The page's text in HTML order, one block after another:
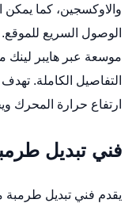
والاوكسجين، كما يمكن
الوصول السريع
موسعة عبر هايبر
التفاصيل الكاملة.
ارتفاع حرارة المحرك
فني تبديل
يقدم فني تبديل طرمبة